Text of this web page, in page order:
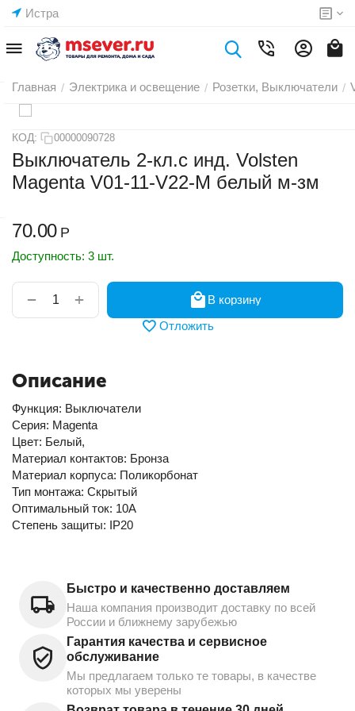
Истра
Главная / Электрика и освещение / Розетки, Выключатели /
КОД: 00000090728
Выключатель 2-кл.с инд. Volsten
Magenta V01-11-V22-M белый м-зм
70.00 Р
Доступность: 3 шт.
+
−
В корзину
Отложить
Описание
Функция: Выключатели
Серия: Magenta
Цвет: Белый,
Материал контактов: Бронза
Материал корпуса: Поликорбонат
Тип монтажа: Скрытый
Оптимальный ток: 10А
Степень защиты: IP20
Быстро и качественно доставляем
Наша компания производит доставку по всей
России и ближнему зарубежью
Гарантия качества и сервисное
обслуживание
Мы предлагаем только те товары, в качестве
которых мы уверены